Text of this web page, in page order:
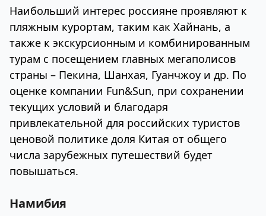
Наибольший интерес россияне проявляют к
пляжным курортам, таким как Хайнань, а
также к экскурсионным и комбинированным
турам с посещением главных мегаполисов
страны – Пекина, Шанхая, Гуанчжоу и др. По
оценке компании Fun&Sun, при сохранении
текущих условий и благодаря
привлекательной для российских туристов
ценовой политике доля Китая от общего
числа зарубежных путешествий будет
повышаться.
Намибия